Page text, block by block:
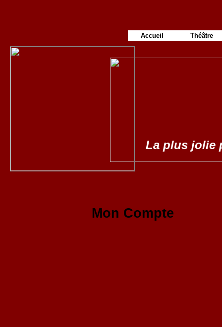
Mon Compte
La plus jolie
Accueil Théâtre